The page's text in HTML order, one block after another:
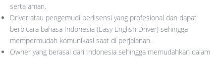
serta aman.
Driver atau pengemudi berlisensi yang profesional dan dapat
berbicara bahasa Indonesia (Easy English Driver) sehingga
mempermudah komunikasi saat di perjalanan.
Owner yang berasal dari Indonesia sehingga memudahkan dalam